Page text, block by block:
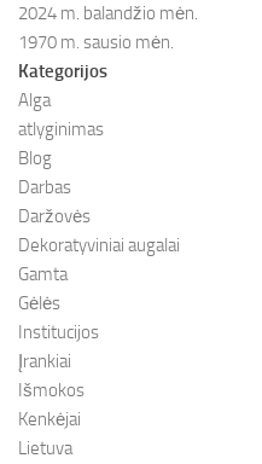
2024 m. balandžio mėn.
1970 m. sausio mėn.
Kategorijos
Alga
atlyginimas
Blog
Darbas
Daržovės
Dekoratyviniai augalai
Gamta
Gėlės
Institucijos
Įrankiai
Išmokos
Kenkėjai
Lietuva